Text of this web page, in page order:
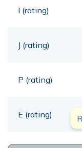
I (rating)
J (rating)
P (rating)
E (rating)